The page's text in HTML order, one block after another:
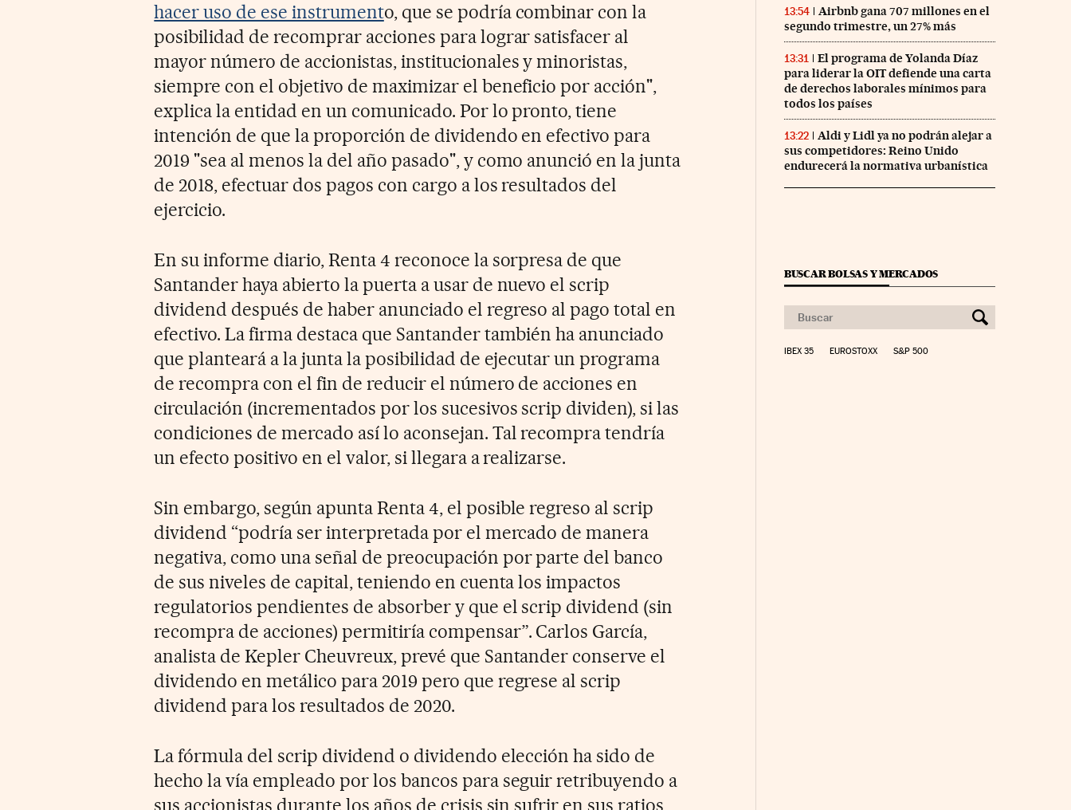
hacer uso de ese instrumento, que se podría combinar con la
posibilidad de recomprar acciones para lograr satisfacer al
mayor número de accionistas, institucionales y minoristas,
siempre con el objetivo de maximizar el beneficio por acción",
explica la entidad en un comunicado. Por lo pronto, tiene
intención de que la proporción de dividendo en efectivo para
2019 "sea al menos la del año pasado", y como anunció en la junta
de 2018, efectuar dos pagos con cargo a los resultados del
ejercicio.
En su informe diario, Renta 4 reconoce la sorpresa de que
Santander haya abierto la puerta a usar de nuevo el scrip
dividend después de haber anunciado el regreso al pago total en
efectivo. La firma destaca que Santander también ha anunciado
que planteará a la junta la posibilidad de ejecutar un programa
de recompra con el fin de reducir el número de acciones en
circulación (incrementados por los sucesivos scrip dividen), si las
condiciones de mercado así lo aconsejan. Tal recompra tendría
un efecto positivo en el valor, si llegara a realizarse.
Sin embargo, según apunta Renta 4, el posible regreso al scrip
dividend “podría ser interpretada por el mercado de manera
negativa, como una señal de preocupación por parte del banco
de sus niveles de capital, teniendo en cuenta los impactos
regulatorios pendientes de absorber y que el scrip dividend (sin
recompra de acciones) permitiría compensar”. Carlos García,
analista de Kepler Cheuvreux, prevé que Santander conserve el
dividendo en metálico para 2019 pero que regrese al scrip
dividend para los resultados de 2020.
La fórmula del scrip dividend o dividendo elección ha sido de
hecho la vía empleado por los bancos para seguir retribuyendo a
sus accionistas durante los años de crisis sin sufrir en sus ratios
13:54
Airbnb gana 707 millones en el
segundo trimestre, un 27% más
13:31
El programa de Yolanda Díaz
para liderar la OIT defiende una carta
de derechos laborales mínimos para
todos los países
13:22
Aldi y Lidl ya no podrán alejar a
sus competidores: Reino Unido
endurecerá la normativa urbanística
BUSCAR BOLSAS Y MERCADOS
IBEX 35 EUROSTOXX S&P 500